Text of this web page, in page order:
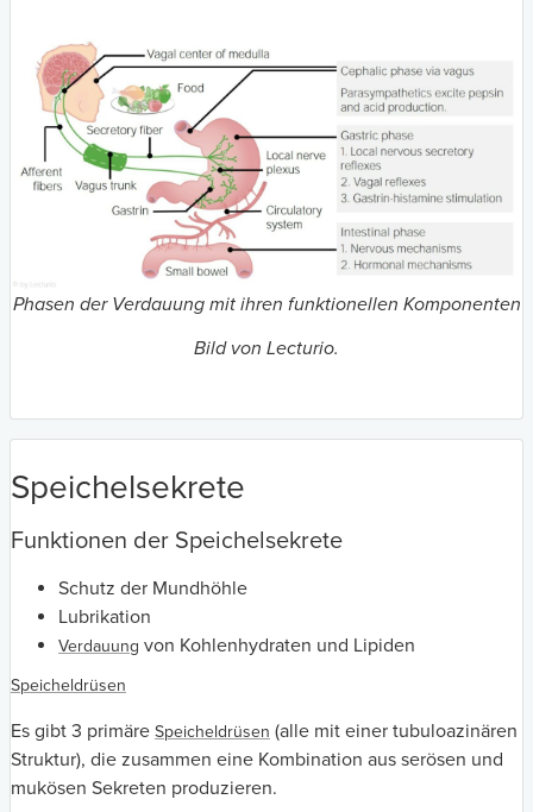
Phasen der Verdauung mit ihren funktionellen Komponenten
Bild von Lecturio.
Speichelsekrete
Funktionen der Speichelsekrete
Schutz der Mundhöhle
Lubrikation
Verdauung von Kohlenhydraten und Lipiden
Speicheldrüsen
Es gibt 3 primäre Speicheldrüsen (alle mit einer tubuloazinären
Struktur), die zusammen eine Kombination aus serösen und
mukösen Sekreten produzieren.